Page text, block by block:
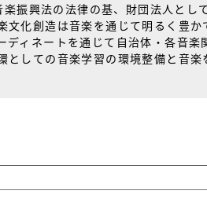
振興法の法律の基、財団法人と
化創造は音楽を通じて明るく豊
ィネートを通じて自治体・各音
しての音楽学習の環境整備と音